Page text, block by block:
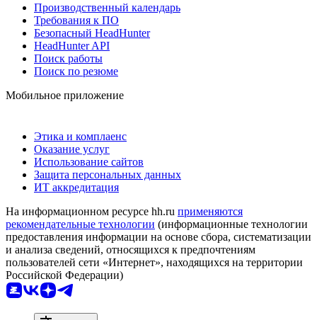
Производственный календарь
Требования к ПО
Безопасный HeadHunter
HeadHunter API
Поиск работы
Поиск по резюме
Мобильное приложение
Этика и комплаенс
Оказание услуг
Использование сайтов
Защита персональных данных
ИТ аккредитация
На информационном ресурсе hh.ru применяются
рекомендательные технологии (информационные технологии
предоставления информации на основе сбора, систематизации
и анализа сведений, относящихся к предпочтениям
пользователей сети «Интернет», находящихся на территории
Российской Федерации)